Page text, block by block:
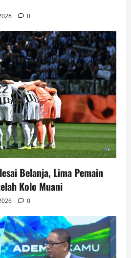
0
Belanja, Lima Pemain
Kolo Muani
0